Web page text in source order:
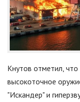
Кнутов отметил, что
высокоточное
"Искандер"и